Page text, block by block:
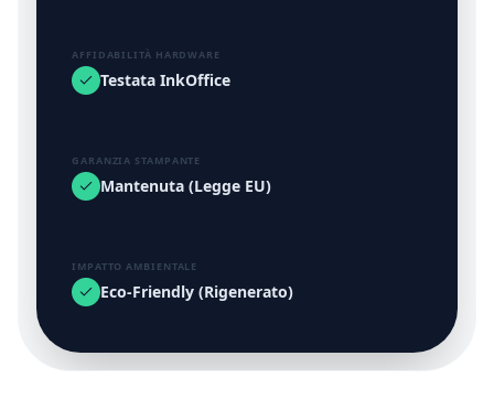
AFFIDABILITÀ HARDWARE
Testata InkOffice
GARANZIA STAMPANTE
Mantenuta (Legge EU)
IMPATTO AMBIENTALE
Eco-Friendly (Rigenerato)